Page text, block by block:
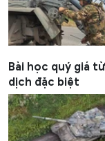
Bài học quý giá
dịch đặc biệt